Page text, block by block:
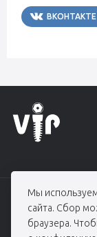
Мы
сайта. Сбор
браузера.
ВКОНТАКТЕ
© 2006 — 2026,
При использовании